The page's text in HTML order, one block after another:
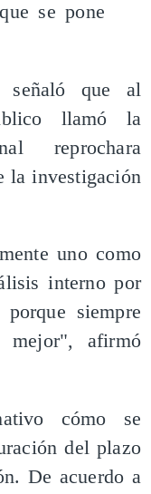
se pone
señaló que al
llamó la
reprochara
la investigación
uno como
interno por
siempre
mejor", afirmó
cómo se
del plazo
De acuerdo a